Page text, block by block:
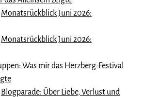
Monatsrückblick Juni 2026:
Monatsrückblick Juni 2026:
Was mir das Herzberg-Festival
Blogparade: Über Liebe, Verlust und